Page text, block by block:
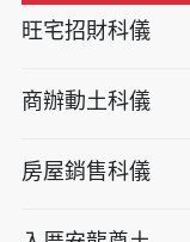
旺宅招財科儀
商辦動土科儀
房屋銷售科儀